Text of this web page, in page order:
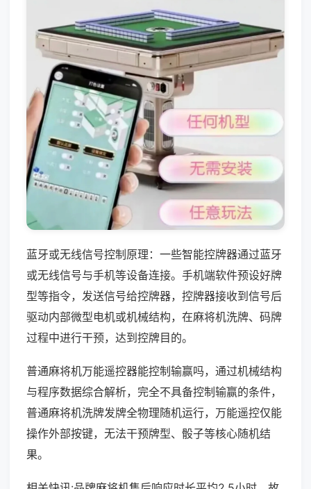
蓝牙或无线信号控制原理：一些智能控牌器通过蓝牙
或无线信号与手机等设备连接。手机端软件预设好牌
型等指令，发送信号给控牌器，控牌器接收到信号后
驱动内部微型电机或机械结构，在麻将机洗牌、码牌
过程中进行干预，达到控牌目的。
普通麻将机万能遥控器能控制输赢吗，通过机械结构
与程序数据综合解析，完全不具备控制输赢的条件，
普通麻将机洗牌发牌全物理随机运行，万能遥控仅能
操作外部按键，无法干预牌型、骰子等核心随机结
果。